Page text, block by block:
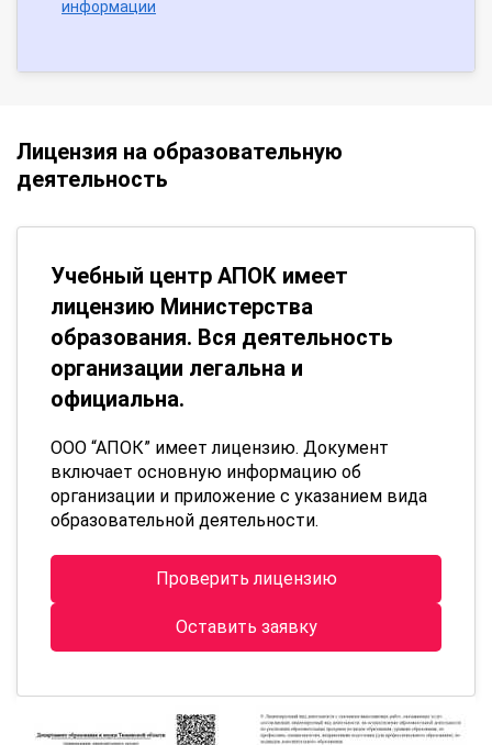
информации
Лицензия на образовательную
деятельность
Учебный центр АПОК имеет
лицензию Министерства
образования. Вся деятельность
организации легальна и
официальна.
ООО “АПОК” имеет лицензию. Документ
включает основную информацию об
организации и приложение с указанием вида
образовательной деятельности.
Проверить лицензию
Оставить заявку